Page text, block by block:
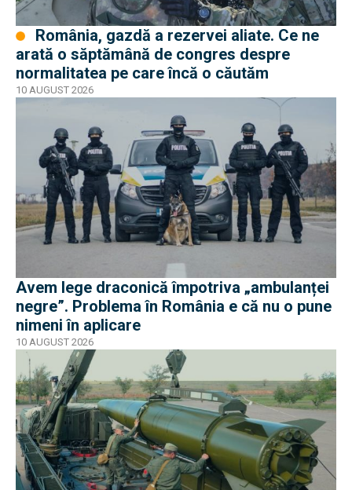
arată o săptămână de congres despre
normalitatea pe care încă o căutăm
10 AUGUST 2026
Avem lege draconică împotriva „ambulanței
negre”. Problema în România e că nu o pune
nimeni în aplicare
10 AUGUST 2026